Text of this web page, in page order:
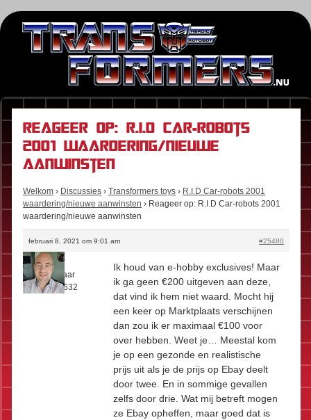
Reageer op: R.I.D Car-robots
2001 waardering/nieuwe
aanwinsten
Welkom › Discussies › Transformers toys › R.I.D Car-robots 2001
waardering/nieuwe aanwinsten › Reageer op: R.I.D Car-robots 2001
waardering/nieuwe aanwinsten
februari 8, 2021 om 9:01 am #25480
Floris
Rol:Eigenaar
Berichten:632
Ik houd van e-hobby exclusives! Maar
ik ga geen €200 uitgeven aan deze,
dat vind ik hem niet waard. Mocht hij
een keer op Marktplaats verschijnen
dan zou ik er maximaal €100 voor
over hebben. Weet je… Meestal kom
je op een gezonde en realistische
prijs uit als je de prijs op Ebay deelt
door twee. En in sommige gevallen
zelfs door drie. Wat mij betreft mogen
ze Ebay opheffen, maar goed dat is